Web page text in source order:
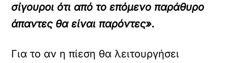
σίγουροι ότι από το επόμενο παράθυρο
άπαντες θα είναι παρόντες».
Για το αν η πίεση θα λειτουργήσει